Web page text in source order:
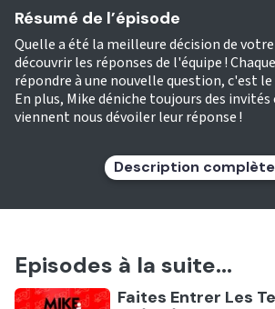
Résumé de l’épisode
Quelle a été la meilleure décision de votre
découvrir les réponses de l'équipe !
répondre à une nouvelle question, c'est
En plus, Mike déniche toujours des invités
viennent nous dévoiler leur réponse !
Description complète
Episodes à la suite...
Ecouter
Faites Entrer Les